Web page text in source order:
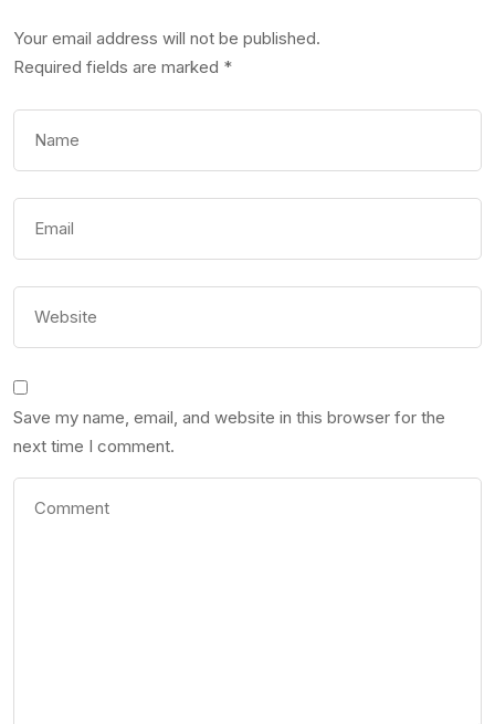
Your email address will not be published.
Required fields are marked *
Save my name, email, and website in this browser for the
next time I comment.